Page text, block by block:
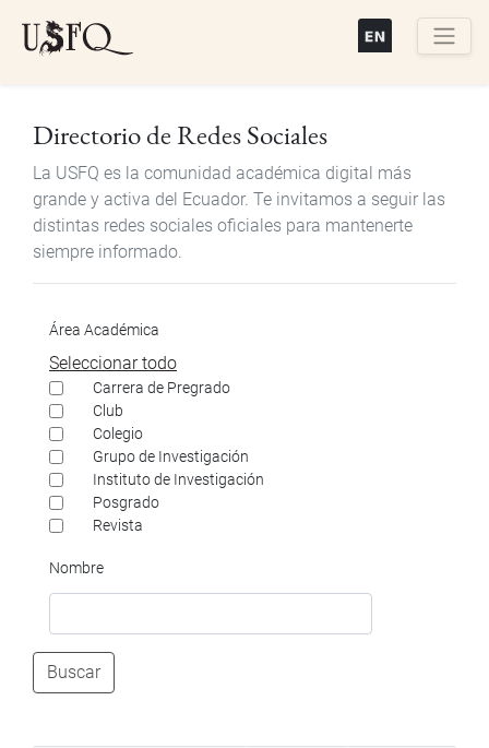
Directorio de Redes Sociales
La USFQ es la comunidad académica digital más
grande y activa del Ecuador. Te invitamos a seguir las
distintas redes sociales oficiales para mantenerte
siempre informado.
Área Académica
Seleccionar todo
Carrera de Pregrado
Club
Colegio
Grupo de Investigación
Instituto de Investigación
Posgrado
Revista
Nombre
Buscar